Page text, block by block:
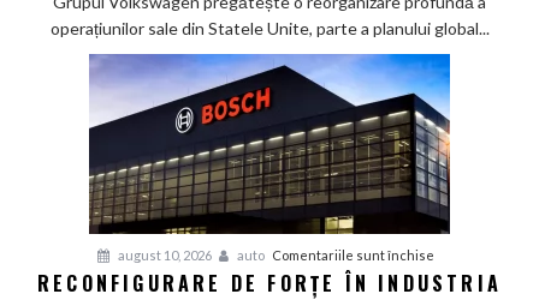
pregătește
pick-
up
creat
special
pentru
SUA
și
conducerea
operațiunilor sale din Statele Unite, parte a planului global...
august 10, 2026 auto Comentariile sunt închise
Reconfigurare
RECONFIGURARE DE FORȚE ÎN INDUSTRIA